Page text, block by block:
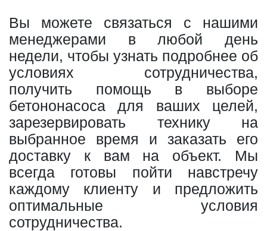
Вы можете связаться с нашими
менеджерами в любой день
недели, чтобы узнать подробнее об
условиях сотрудничества,
получить помощь в выборе
бетононасоса для ваших целей,
зарезервировать технику на
выбранное время и заказать его
доставку к вам на объект. Мы
всегда готовы пойти навстречу
каждому клиенту и предложить
оптимальные условия
сотрудничества.